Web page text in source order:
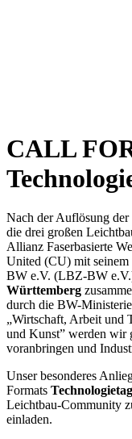
CALL
Nach der Auflösung
die drei großen
Allianz Faserbasierte
United (CU) mit
BW e.V. (LBZ-BW
Württemberg
durch die BW-
„Wirtschaft, Arbeit und
und Kunst” werden wir
voranbringen und
Unser besonderes
Formats
Leichtbau-Community
einladen.